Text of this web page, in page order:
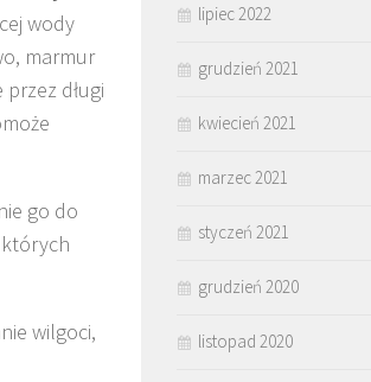
wody
marmur
długi
go do
wilgoci,
lipiec 2022
grudzień 2021
kwiecień 2021
marzec 2021
styczeń 2021
grudzień 2020
listopad 2020